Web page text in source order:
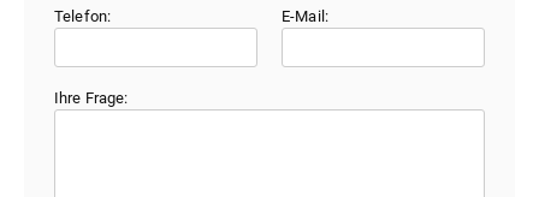
Telefon: E-Mail:
Ihre Frage: